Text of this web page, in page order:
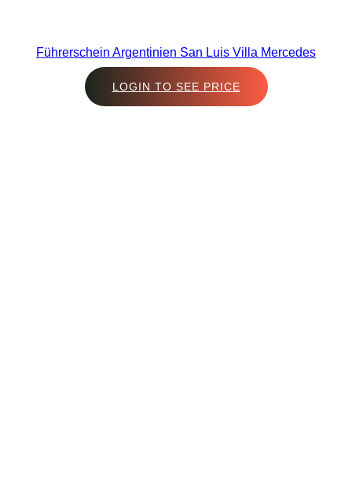
Führerschein Argentinien San Luis Villa Mercedes
LOGIN TO SEE PRICE